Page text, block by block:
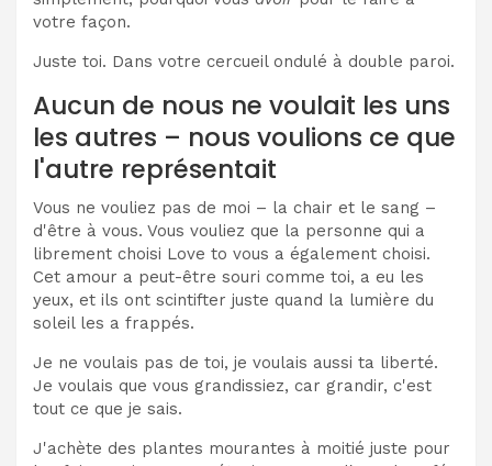
votre façon.
Juste toi. Dans votre cercueil ondulé à double paroi.
Aucun de nous ne voulait les uns
les autres – nous voulions ce que
l'autre représentait
Vous ne vouliez pas de moi – la chair et le sang –
d'être à vous. Vous vouliez que la personne qui a
librement choisi Love to vous a également choisi.
Cet amour a peut-être souri comme toi, a eu les
yeux, et ils ont scintifter juste quand la lumière du
soleil les a frappés.
Je ne voulais pas de toi, je voulais aussi ta liberté.
Je voulais que vous grandissiez, car grandir, c'est
tout ce que je sais.
J'achète des plantes mourantes à moitié juste pour